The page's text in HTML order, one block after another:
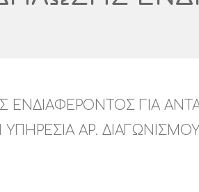
ΕΝΔΙΑΦΕΡΟΝΤΟΣ ΓΙΑ
ΑΡ. ΔΙΑΓΩΝΙΣΜΟΥ I